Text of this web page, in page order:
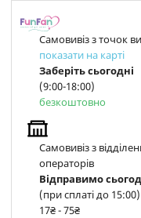
Самовивіз з точок
показати на карті
Заберіть сьогодні
(9:00-18:00)
безкоштовно
Самовивіз з
операторів
Відправимо
(при сплаті до 15:00)
17₴ - 75₴